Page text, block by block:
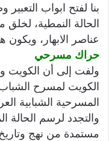
بنا لفتح ابواب
الحالة النمطية،
عناصر الابهار، ويكون
حراك مسرحي
ولفت إلى أن الكويت
الكويت لمسرح
المسرحية الشبابية
والتجدد لرسم الحالة
مستمدة من نهج